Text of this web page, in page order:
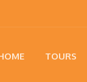
TOURS